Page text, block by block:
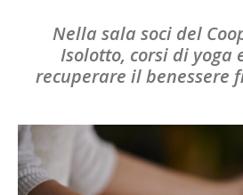
Nella sala soci del
Isolotto, corsi di yoga
recuperare il benessere